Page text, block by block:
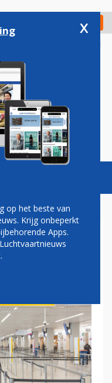
Check in
Vacatures
x
op het beste van
Krijg onbeperkt
Apps.